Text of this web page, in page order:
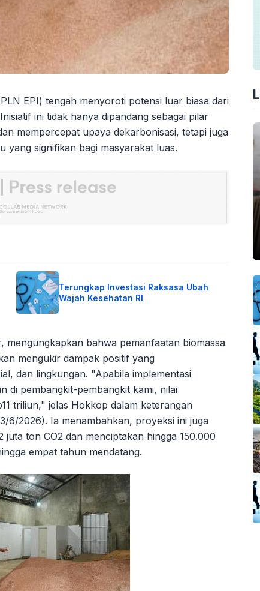
EPI) tengah menyoroti potensi luar biasa dari
ini tidak hanya dipandang sebagai pilar
mempercepat upaya dekarbonisasi, tetapi juga
yang signifikan bagi masyarakat luas.
Terungkap Investasi Raksasa Ubah
Wajah Kesehatan RI
bahwa pemanfaatan biomassa
mengukir dampak positif yang
dan lingkungan. "Apabila implementasi
di pembangkit-pembangkit kami, nilai
triliun," jelas Hokkop dalam keterangan
6/2026). Ia menambahkan, proyeksi ini juga
ton CO2 dan menciptakan hingga 150.000
empat tahun mendatang.